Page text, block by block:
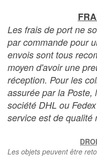
Les frais de port ne
par commande pour
envois sont tous
moyen d'avoir une
réception. Pour les
assurée par la Poste,
société DHL ou
service est de qualité
Les objets peuvent être